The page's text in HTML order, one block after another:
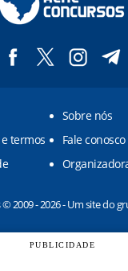
Sobre nós
termos
Fale conosco
2009 - 2026 - Um site do
PUBLICIDADE